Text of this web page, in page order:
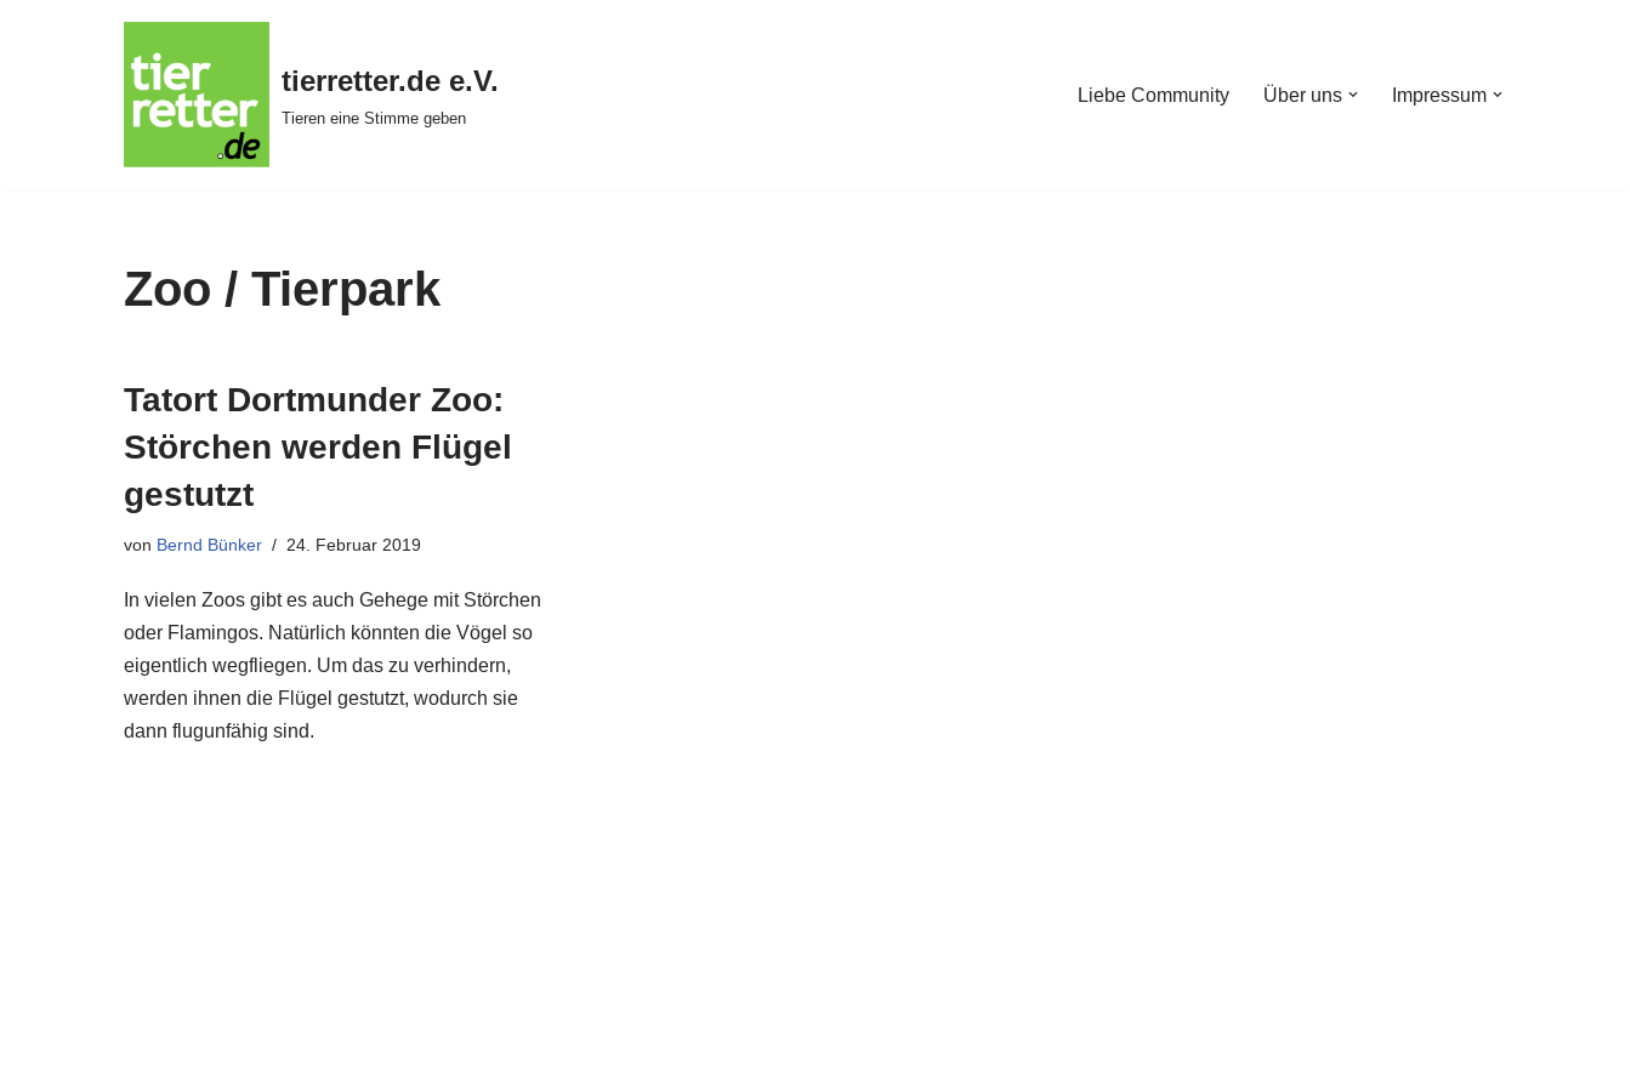
tierretter.de e.V.
Tieren eine Stimme geben
Liebe Community Über uns Impressum
Zoo / Tierpark
Tatort Dortmunder Zoo:
Störchen werden Flügel
gestutzt
von Bernd Bünker 24. Februar 2019
In vielen Zoos gibt es auch Gehege mit Störchen
oder Flamingos. Natürlich könnten die Vögel so
eigentlich wegfliegen. Um das zu verhindern,
werden ihnen die Flügel gestutzt, wodurch sie
dann flugunfähig sind.